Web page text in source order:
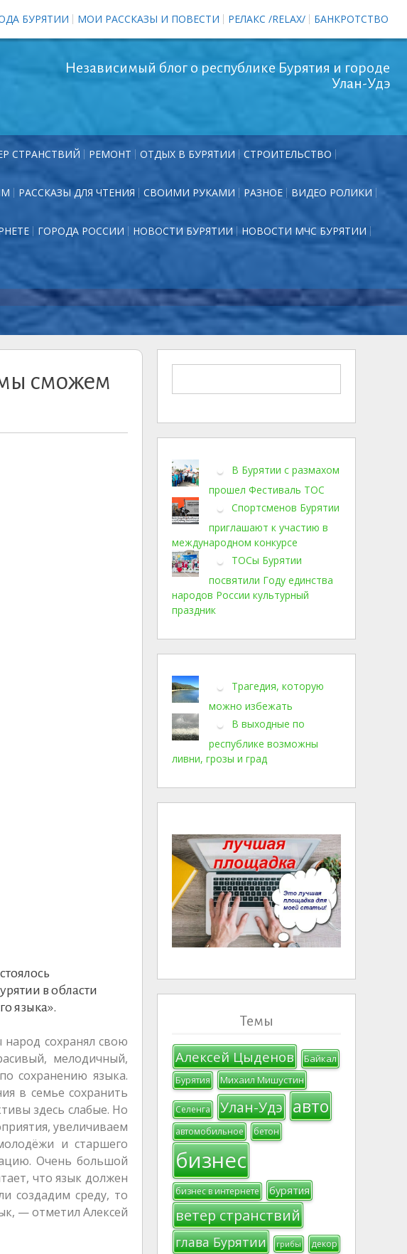
БУРЯТИИ МОИ РАССКАЗЫ И ПОВЕСТИ РЕЛАКС /RELAX/ БАНКРОТСТВО
Независимый блог о республике Бурятия и городе
Улан-Удэ
СТРАНСТВИЙ РЕМОНТ ОТДЫХ В БУРЯТИИ СТРОИТЕЛЬСТВО
РАССКАЗЫ ДЛЯ ЧТЕНИЯ СВОИМИ РУКАМИ РАЗНОЕ ВИДЕО РОЛИКИ
ГОРОДА РОССИИ НОВОСТИ БУРЯТИИ НОВОСТИ МЧС БУРЯТИИ
сможем
в области
языка».
сохранял свою
мелодичный,
сохранению языка.
в семье сохранить
здесь слабые. Но
увеличиваем
и старшего
Очень большой
что язык должен
создадим среду, то
— отметил Алексей
В Бурятии с размахом
прошел Фестиваль ТОС
Спортсменов Бурятии
приглашают к участию в
международном конкурсе
ТОСы Бурятии
посвятили Году единства
народов России культурный
праздник
Трагедия, которую
можно избежать
В выходные по
республике возможны
ливни, грозы и град
Темы
Алексей Цыденов Байкал
Бурятия Михаил Мишустин
Селенга Улан-Удэ авто
автомобильное бетон
бизнес
бизнес в интернете бурятия
ветер странствий
глава Бурятии грибы декор